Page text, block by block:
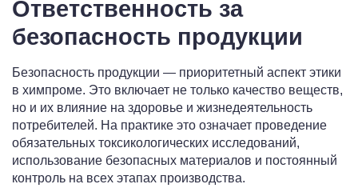
Ответственность за
безопасность продукции
Безопасность продукции — приоритетный аспект этики
в химпроме. Это включает не только качество веществ,
но и их влияние на здоровье и жизнедеятельность
потребителей. На практике это означает проведение
обязательных токсикологических исследований,
использование безопасных материалов и постоянный
контроль на всех этапах производства.